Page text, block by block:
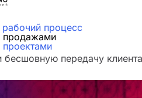
процесс
продажами
проектами
бесшовную передачу